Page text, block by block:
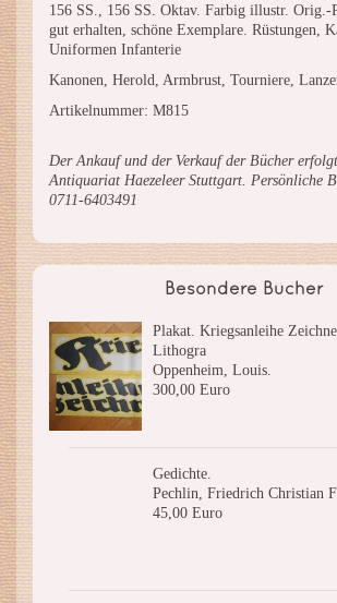
156 SS., 156 SS. Oktav. Farbig illustr. Orig.-
gut erhalten, schöne Exemplare. Rüstungen,
Uniformen Infanterie
Kanonen, Herold, Armbrust, Tourniere,
Artikelnummer: M815
Der Ankauf und der Verkauf der Bücher
Antiquariat Haezeleer Stuttgart. Persönliche
0711-6403491
Besondere Bücher
Plakat. Kriegsanleihe
Lithogra
Oppenheim, Louis.
300,00 Euro
Gedichte.
Pechlin, Friedrich Christian
45,00 Euro